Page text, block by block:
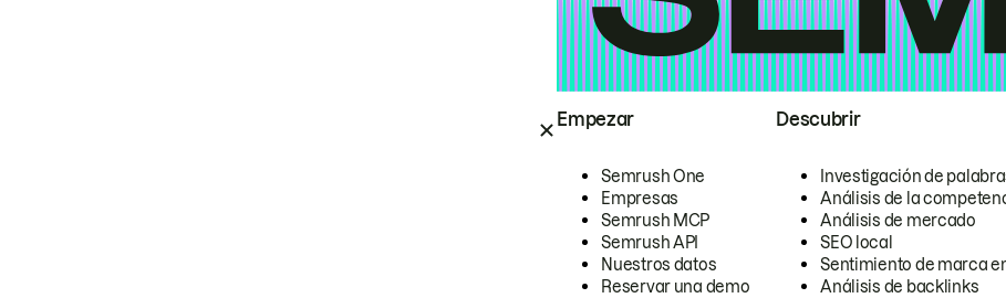
Empezar
Semrush One
Empresas
Semrush MCP
Semrush API
Nuestros datos
Reservar una demo
Descubrir
Investigación de
Análisis de la
Análisis de mercado
SEO local
Sentimiento de marca
Análisis de backlinks